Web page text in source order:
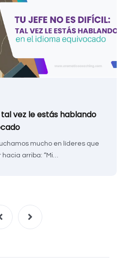
vez le estás hablando
mucho en líderes que
arriba: “Mi…